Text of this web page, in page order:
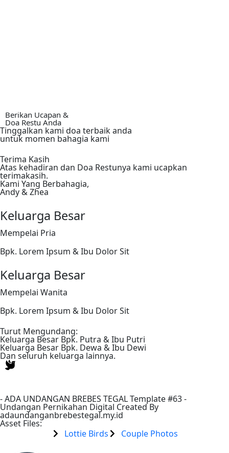
Berikan Ucapan &
Doa Restu Anda
Tinggalkan kami doa terbaik anda
untuk momen bahagia kami
Terima Kasih
Atas kehadiran dan Doa Restunya kami ucapkan
terimakasih.
Kami Yang Berbahagia,
Andy & Zhea
Keluarga Besar
Mempelai Pria
Bpk. Lorem Ipsum & Ibu Dolor Sit
Keluarga Besar
Mempelai Wanita
Bpk. Lorem Ipsum & Ibu Dolor Sit
Turut Mengundang:
Keluarga Besar Bpk. Putra & Ibu Putri
Keluarga Besar Bpk. Dewa & Ibu Dewi
Dan seluruh keluarga lainnya.
-ADA UNDANGAN BREBES TEGALTemplate #63 -
Undangan Pernikahan Digital Created By
adaundanganbrebestegal.my.id
Asset Files:
Lottie Birds
Couple Photos